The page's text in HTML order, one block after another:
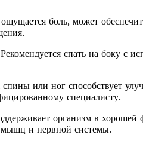
боль, может
спать на боку с
или ног способствует
специалисту.
организм в
мышц и нервной системы.